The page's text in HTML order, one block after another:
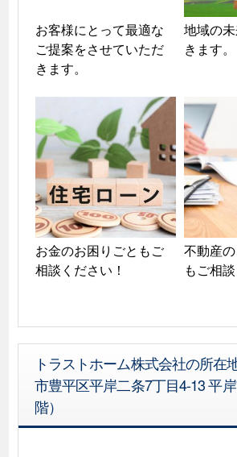
お客様にとって最適な
ご提案をさせていただ
きます。
地域の
きます。
お金のお困りごともご
相談ください！
不動産
もご相
トラストホーム株式会社の所在
市豊平区平岸二条7丁目4-13 平
階）